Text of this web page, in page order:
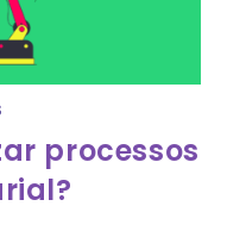
processos